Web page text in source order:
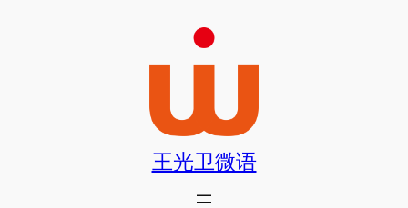
王光卫微语